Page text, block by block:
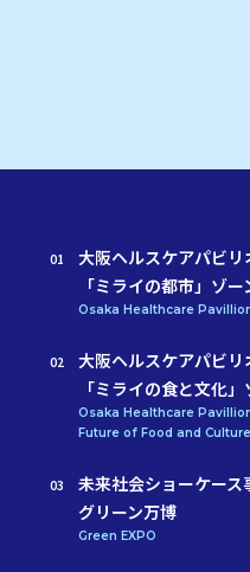
大阪ヘルスケアパビリ
「ミライの都市」ゾー
Osaka Healthcare
大阪ヘルスケアパビリ
「ミライの食と文化」
Osaka Healthcare
Future of Food and Culture
未来社会ショーケース
グリーン万博
Green EXPO